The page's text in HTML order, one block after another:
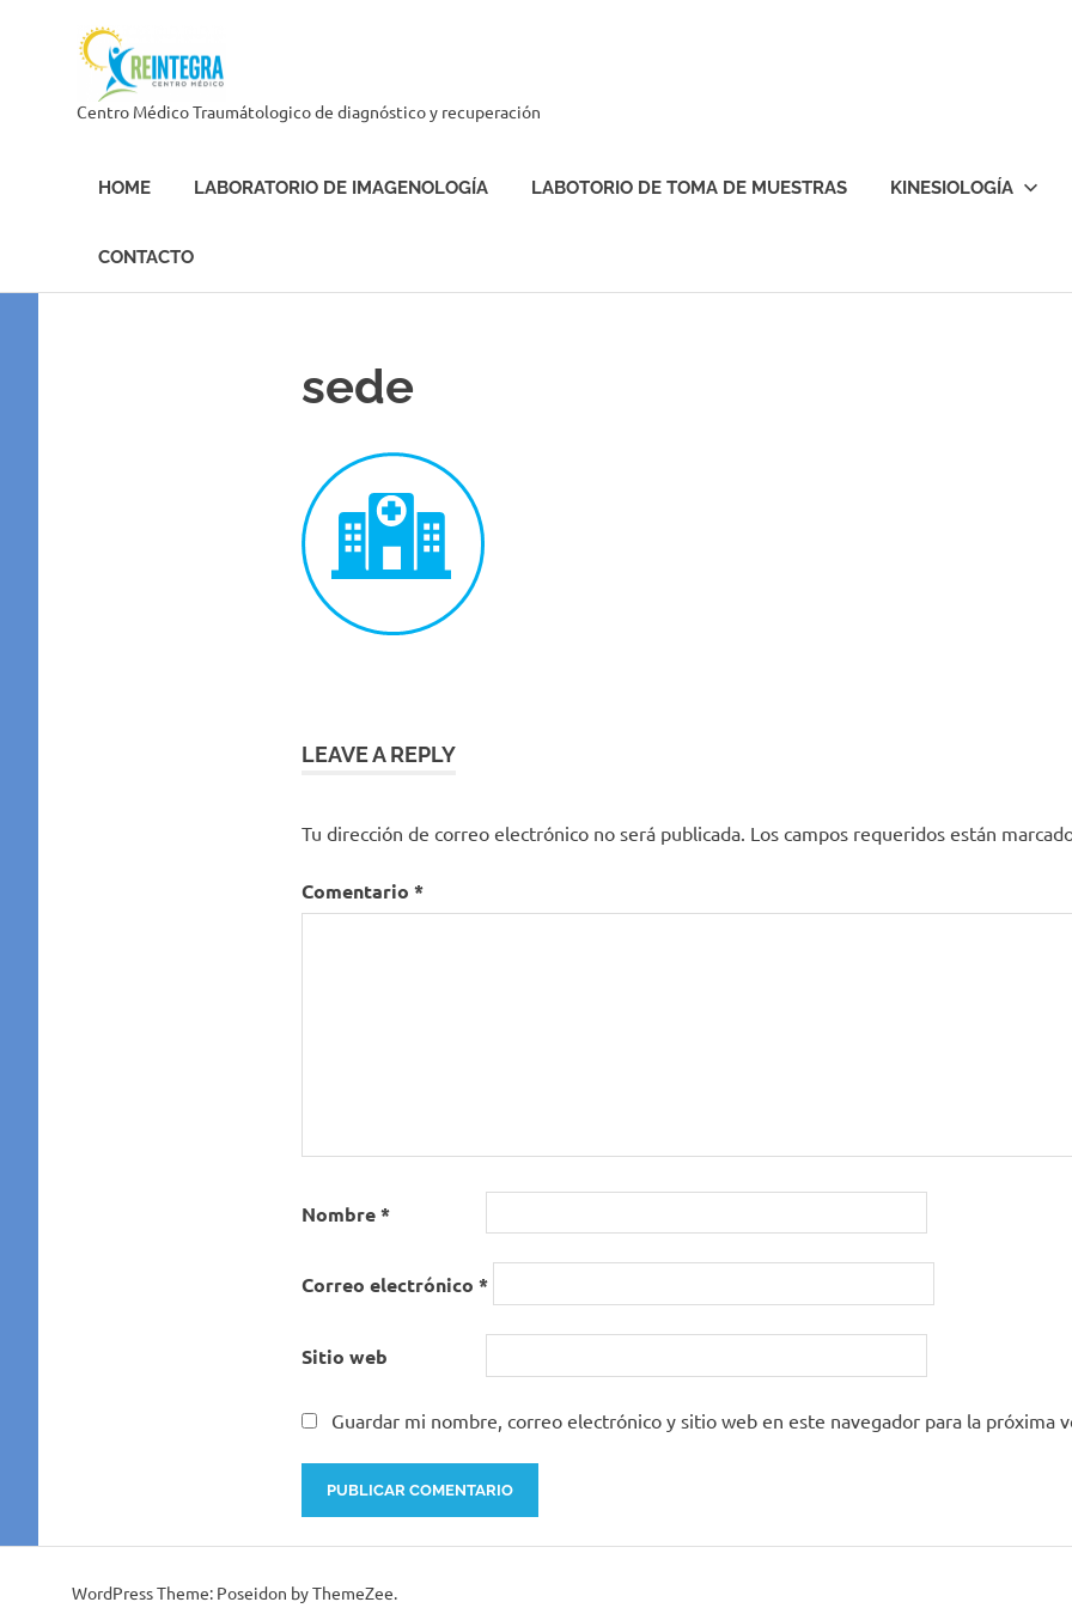
Médico
Reintegra
Centro Médico Traumátologico de diagnóstico y recuperación
HOME LABORATORIO DE IMAGENOLOGÍA LABOTORIO DE TOMA DE MUESTRAS KINESIOLOGÍA
CONTACTO
sede
LEAVE A REPLY
Tu dirección de correo electrónico no será publicada. Los campos requeridos están
Comentario *
Nombre*
Correo electrónico *
Sitio web
Guardar mi nombre, correo electrónico y sitio web en este navegador para la próxima
WordPress Theme: Poseidon by ThemeZee.